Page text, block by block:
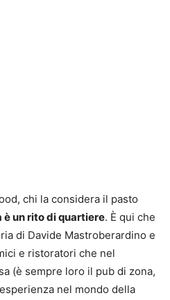
chi la considera il pasto
è un rito di quartiere. È qui che
di Davide Mastroberardino e
e ristoratori che nel
(è sempre loro il pub di zona,
nel mondo della